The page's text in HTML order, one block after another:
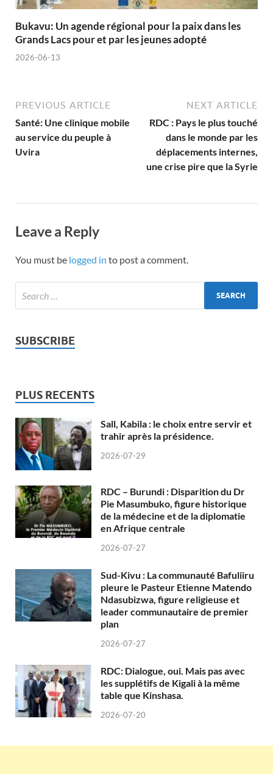
Bukavu: Un agende régional pour la paix dans les
Grands Lacs pour et par les jeunes adopté
2026-06-13
PREVIOUS ARTICLE
Santé: Une clinique mobile
au service du peuple à
Uvira
NEXT ARTICLE
RDC : Pays le plus touché
dans le monde par les
déplacements internes,
une crise pire que la Syrie
Leave a Reply
You must be logged in to post a comment.
SUBSCRIBE
PLUS RECENTS
Sall, Kabila : le choix entre servir et
trahir après la présidence.
2026-07-29
RDC – Burundi : Disparition du Dr
Pie Masumbuko, figure historique
de la médecine et de la diplomatie
en Afrique centrale
2026-07-27
Sud-Kivu : La communauté Bafuliiru
pleure le Pasteur Etienne Matendo
Ndasubizwa, figure religieuse et
leader communautaire de premier
plan
2026-07-27
RDC: Dialogue, oui. Mais pas avec
les supplétifs de Kigali à la même
table que Kinshasa.
2026-07-20